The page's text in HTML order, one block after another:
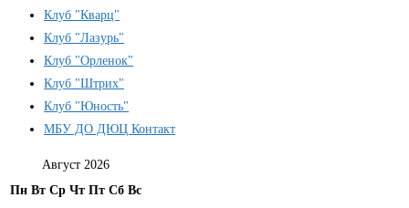
Клуб "Кварц"
Клуб "Лазурь"
Клуб "Орленок"
Клуб "Штрих"
Клуб "Юность"
МБУ ДО ДЮЦ Контакт
Август 2026
Пн Вт Ср Чт Пт Сб Вс